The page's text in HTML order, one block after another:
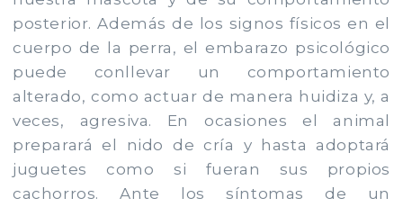
posterior. Además de los signos físicos en el
cuerpo de la perra, el embarazo psicológico
puede conllevar un comportamiento
alterado, como actuar de manera huidiza y, a
veces, agresiva. En ocasiones el animal
preparará el nido de cría y hasta adoptará
juguetes como si fueran sus propios
cachorros. Ante los síntomas de un